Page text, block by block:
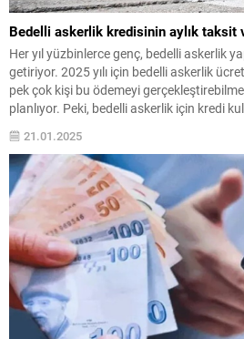
Bedelli askerlik kredisinin aylık taksit
Her yıl yüzbinlerce genç, bedelli askerlik
getiriyor. 2025 yılı için bedelli askerlik
pek çok kişi bu ödemeyi
planlıyor. Peki, bedelli askerlik için kredi
nasıl şekilleniyor? İşte...
21.01.2025